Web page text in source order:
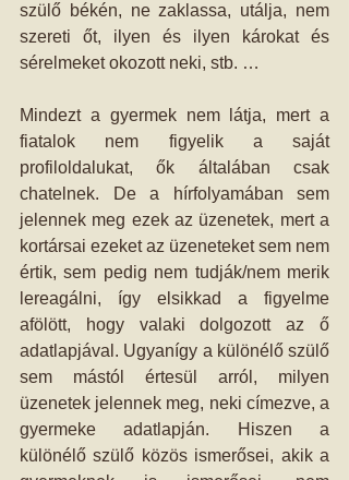
szülő békén, ne zaklassa, utálja, nem
szereti őt, ilyen és ilyen károkat és
sérelmeket okozott neki, stb. …
Mindezt a gyermek nem látja, mert a
fiatalok nem figyelik a saját
profiloldalukat, ők általában csak
chatelnek. De a hírfolyamában sem
jelennek meg ezek az üzenetek, mert a
kortársai ezeket az üzeneteket sem nem
értik, sem pedig nem tudják/nem merik
lereagálni, így elsikkad a figyelme
afölött, hogy valaki dolgozott az ő
adatlapjával. Ugyanígy a különélő szülő
sem mástól értesül arról, milyen
üzenetek jelennek meg, neki címezve, a
gyermeke adatlapján. Hiszen a
különélő szülő közös ismerősei, akik a